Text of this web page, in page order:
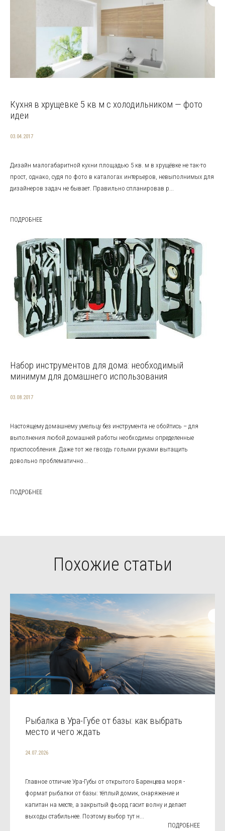
Кухня в хрущевке 5 кв м с холодильником — фото
идеи
03.04.2017
Дизайн малогабаритной кухни площадью 5 кв. м в хрущёвке не так-то
прост, однако, судя по фото в каталогах интерьеров, невыполнимых для
дизайнеров задач не бывает. Правильно спланировав р...
ПОДРОБНЕЕ
Набор инструментов для дома: необходимый
минимум для домашнего использования
03.08.2017
Настоящему домашнему умельцу без инструмента не обойтись – для
выполнения любой домашней работы необходимы определенные
приспособления. Даже тот же гвоздь голыми руками вытащить
довольно проблематично...
ПОДРОБНЕЕ
Похожие статьи
Рыбалка в Ура-Губе от базы: как выбрать
место и чего ждать
24.07.2026
Главное отличие Ура-Губы от открытого Баренцева моря -
формат рыбалки от базы: тёплый домик, снаряжение и
капитан на месте, а закрытый фьорд гасит волну и делает
выходы стабильнее. Поэтому выбор тут н...
ПОДРОБНЕЕ